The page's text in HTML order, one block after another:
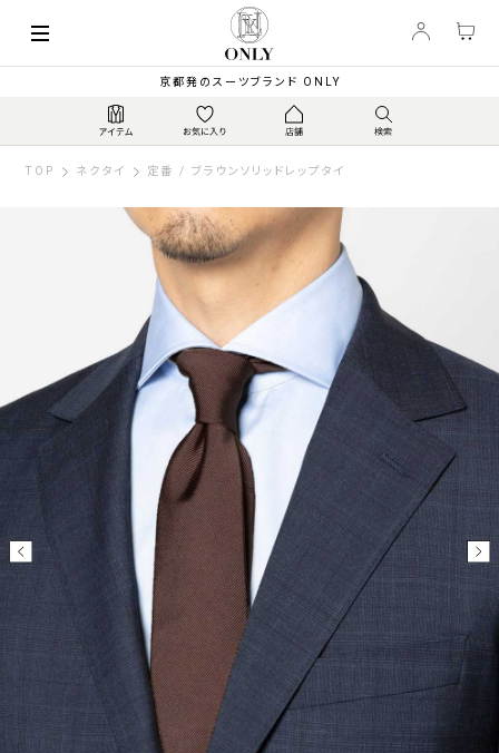
京都発のスーツブランド ONLY
TOP ネクタイ 定番 / ブラウンソリッドレップタイ